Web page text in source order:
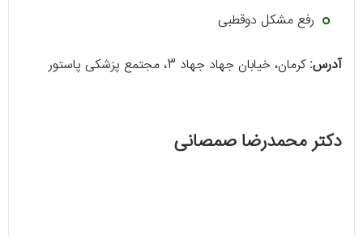
رفع مشکل دوقطبی
آدرس:کرمان، خیابان جهاد جهاد 3، مجتمع پزشکی پاستور
دکتر محمدرضا صمصانی